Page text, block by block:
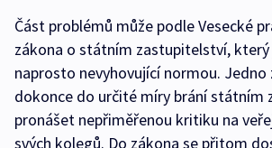
Část problémů může podle Vesecké
zákona o státním zastupitelství, který
naprosto nevyhovující normou. Jedno
dokonce do určité míry brání státním
pronášet nepřiměřenou kritiku na
svých kolegů. Do zákona se přitom